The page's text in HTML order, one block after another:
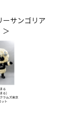
ーサンゴリア
＞